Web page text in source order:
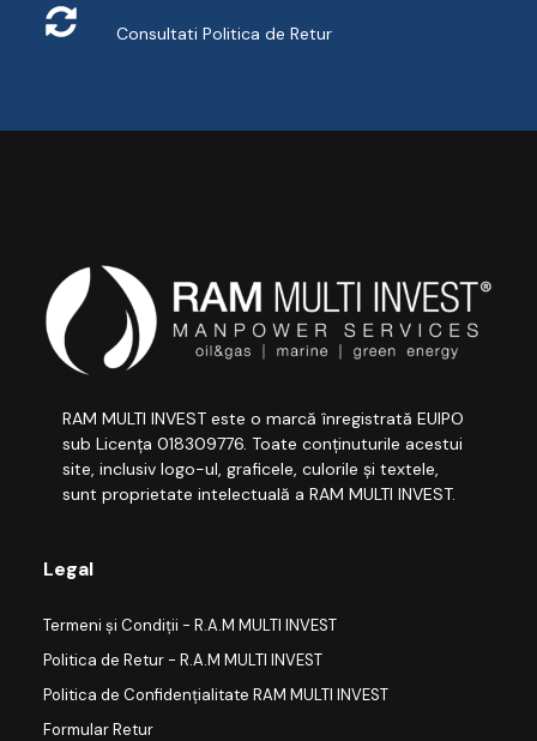
Consultati Politica de Retur
RAM MULTI INVEST este o marcă înregistrată EUIPO
sub Licența 018309776. Toate conținuturile acestui
site, inclusiv logo-ul, graficele, culorile și textele,
sunt proprietate intelectuală a RAM MULTI INVEST.
Legal
Termeni și Condiții - R.A.M MULTI INVEST
Politica de Retur - R.A.M MULTI INVEST
Politica de Confidențialitate RAM MULTI INVEST
Formular Retur